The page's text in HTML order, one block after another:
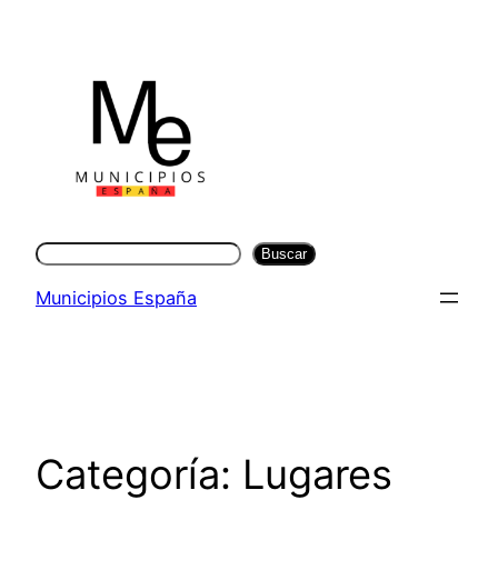
contenido
Buscar Buscar
Municipios España
Categoría: Lugares